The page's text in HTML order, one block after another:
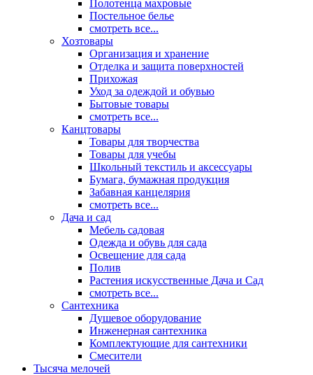
Полотенца махровые
Постельное белье
смотреть все...
Хозтовары
Организация и хранение
Отделка и защита поверхностей
Прихожая
Уход за одеждой и обувью
Бытовые товары
смотреть все...
Канцтовары
Товары для творчества
Товары для учебы
Школьный текстиль и аксессуары
Бумага, бумажная продукция
Забавная канцелярия
смотреть все...
Дача и сад
Мебель садовая
Одежда и обувь для сада
Освещение для сада
Полив
Растения искусственные Дача и Сад
смотреть все...
Сантехника
Душевое оборудование
Инженерная сантехника
Комплектующие для сантехники
Смесители
Тысяча мелочей